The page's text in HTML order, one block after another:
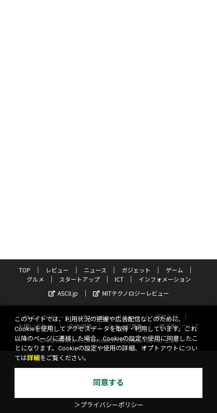
TOP レビュー ニュース ガジェット
ゲーム
グルメ
スタートアップ ICT
インフォメーション
ASCII.jp
MITテクノロジーレビュー
サイトポリシー プライバシーポリシー
運営会社
お問い合わせ
広告掲載 スタッフ募集
電子版について
©KADOKAWA ASCII Research Laboratories, Inc. 2026
このサイトでは、利用状況の把握や広告配信などのために、
Cookieを使用してアクセスデータを取得・利用しています。これ
以降のページに遷移した場合、Cookieの設定や使用に同意したこ
とになります。Cookieの設定や使用の詳細、オプトアウトについ
ては詳細 をご覧ください。
同意する
＞プライバシーポリシー